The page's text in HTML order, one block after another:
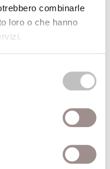
combinarle
loro o che hanno